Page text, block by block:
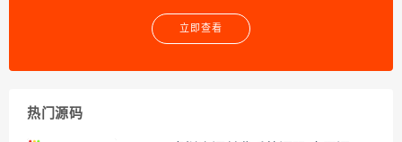
立即查看
热门源码